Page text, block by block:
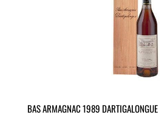
BAS ARMAGNAC 1989 DARTIGALONGUE